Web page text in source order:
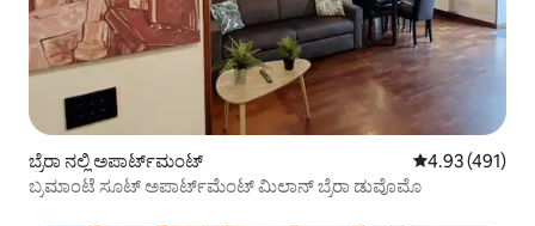
ಬ್ರೆರಾ ನಲ್ಲಿ ಅಪಾರ್ಟ್‌ಮಂಟ್ 5 ರಲ್ಲಿ 4.93
4.93 (491)
ಬ್ರಮಾಂಟೆ ಸೂಟ್ ಅಪಾರ್ಟ್‌ಮೆಂಟ್ ಮಿಲಾನ್ ಬ್ರೆರಾ ಡುವೊಮೊ